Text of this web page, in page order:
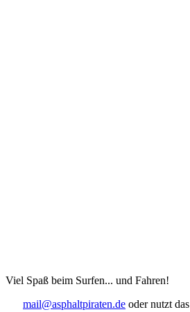
Viel Spaß beim Surfen... und Fahren!
mail@asphaltpiraten.de oder nutzt das